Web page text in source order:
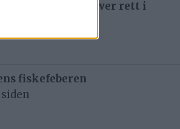
som å kjøre ti kniver rett i
fiskefeberen